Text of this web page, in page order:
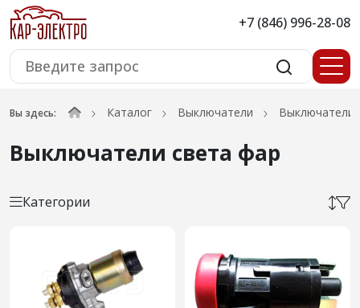
+7 (846) 996-28-08
Вы здесь: Каталог Выключатели Выключатели
Выключатели света фар
Категории